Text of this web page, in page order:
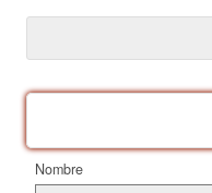
e
b
o
k
e
st
Nombre